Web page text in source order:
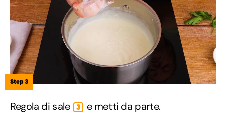
Step 3
Regola di sale 3 e metti da parte.